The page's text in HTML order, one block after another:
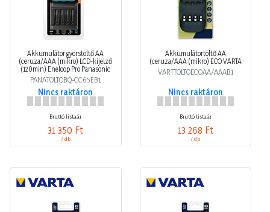
Akkumulátor gyorstöltő AA
(ceruza/AAA (mikro) LCD-kijelző
(120min) Eneloop Pro Panasonic
PANATOLTOBQ-CC65EB1
Nincs raktáron
Bruttó listaár
31 350 Ft
/ db
Akkumulátortöltő AA
(ceruza/AAA (mikro) ECO VARTA
VARTTOLTOECOAA/AAAB1
Nincs raktáron
Bruttó listaár
13 268 Ft
/ db